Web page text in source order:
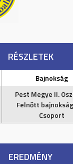
RÉSZLETEK
Bajnokság
Pest Megye II.
Felnőtt
Csoport
EREDMÉNY